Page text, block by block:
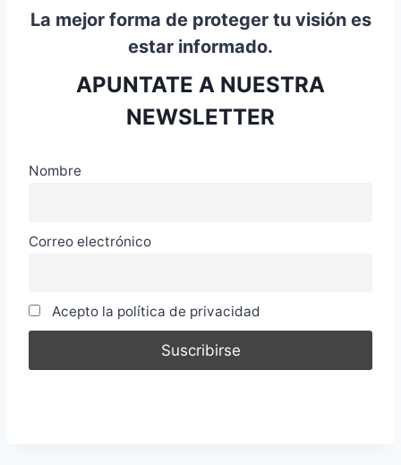
La mejor forma de proteger tu visión es
estar informado.
APUNTATE A NUESTRA
NEWSLETTER
Nombre
Correo electrónico
Acepto la política de privacidad